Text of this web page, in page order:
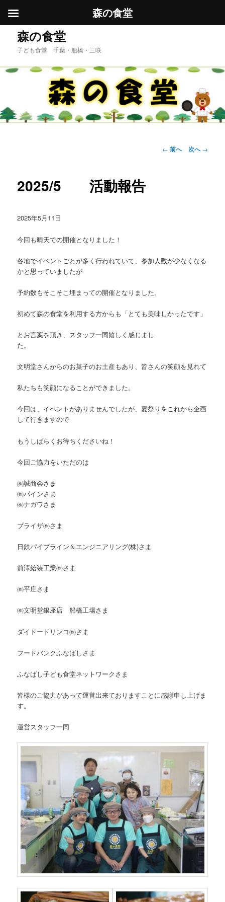
ン
へ
移
森の食堂
子ども食堂 千葉・船橋・三咲
投← 前へ 次へ→
2025/5 活動報告
2025年5月11日
今回も晴天での開催となりました！
各地でイベントごとが多く行われていて、参加人数が少なくなる
かと思っていましたが
予約数もそこそこ埋まっての開催となりました。
初めて森の食堂を利用する方からも「とても美味しかったです」
とお言葉を頂き、スタッフ一同嬉しく感じまし
た。
文明堂さんからのお菓子のお土産もあり、皆さんの笑顔を見れて
私たちも笑顔になることができました。
今回は、イベントがありませんでしたが、夏祭りをこれから企画
して行きますので
もうしばらくお待ちくださいね！
今回ご協力をいただのは
㈱誠商会さま
㈱パインさま
㈱ナガワさま
ブライザ㈱さま
日鉄パイプライン＆エンジニアリング(株)さま
前澤給装工業㈱さま
㈱平庄さま
㈱文明堂銀座店 船橋工場さま
ダイドードリンコ㈱さま
フードバンクふなばしさま
ふなばし子ども食堂ネットワークさま
皆様のご協力があって運営出来ておりますことに感謝申し上げま
す。
運営スタッフ一同
森の食堂